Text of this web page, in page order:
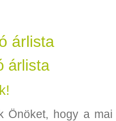
árlista
árlista
Önöket, hogy a